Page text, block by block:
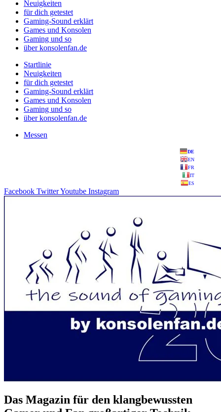
Neuigkeiten
für dich getestet
Gaming-Sound erklärt
Games und Konsolen
Gaming und so
über konsolenfan.de
Startlinie
Neuigkeiten
für dich getestet
Gaming-Sound erklärt
Games und Konsolen
Gaming und so
über konsolenfan.de
Messen
DE
EN
FR
IT
ES
Facebook TwitterYoutube Instagram
Das Magazin für den klangbewussten